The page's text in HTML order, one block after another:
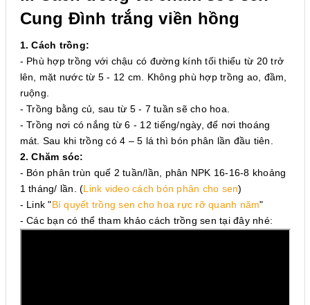
Cung Đình trắng viền hồng
1. Cách trồng:
- Phù hợp trồng với chậu có đường kính tối thiểu từ 20 trở
lên, mặt nước từ 5 - 12 cm. Không phù hợp trồng ao, đầm,
ruộng.
- Trồng bằng củ, sau từ 5 - 7 tuần sẽ cho hoa.
- Trồng nơi có nắng từ 6 - 12 tiếng/ngày, để nơi thoáng
mát. Sau khi trồng có 4 – 5 lá thì bón phân lần đầu tiên.
2. Chăm sóc:
- Bón phân trùn quế 2 tuần/lần, phân NPK 16-16-8 khoảng
1 tháng/ lần. (Link video cách bón phân cho sen)
- Link"Bí quyết trồng sen cho hoa rực rỡ quanh năm"
- Các bạn có thể tham khảo cách trồng sen tại đây nhé: